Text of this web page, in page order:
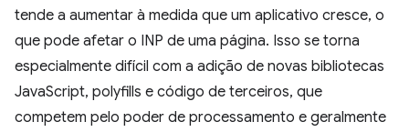
tende a aumentar à medida que um aplicativo cresce, o
que pode afetar o INP de uma página. Isso se torna
especialmente difícil com a adição de novas bibliotecas
JavaScript, polyfills e código de terceiros, que
competem pelo poder de processamento e geralmente